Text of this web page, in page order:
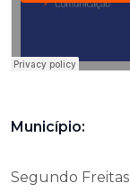
Município:
Segundo